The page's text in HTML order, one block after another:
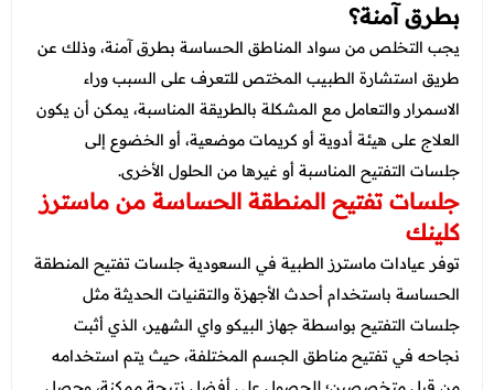
بطرق آمنة؟
يجب التخلص من سواد المناطق الحساسة بطرق آمنة، وذلك عن
طريق استشارة الطبيب المختص للتعرف على السبب وراء
الاسمرار والتعامل مع المشكلة بالطريقة المناسبة، يمكن أن يكون
العلاج على هيئة أدوية أو كريمات موضعية، أو الخضوع إلى
جلسات التفتيح المناسبة أو غيرها من الحلول الأخرى.
جلسات تفتيح المنطقة الحساسة من ماسترز
كلينك
توفر عيادات ماسترز الطبية في السعودية جلسات تفتيح المنطقة
الحساسة باستخدام أحدث الأجهزة والتقنيات الحديثة مثل
جلسات التفتيح بواسطة جهاز البيكو واي الشهير، الذي أثبت
نجاحه في تفتيح مناطق الجسم المختلفة، حيث يتم استخدامه